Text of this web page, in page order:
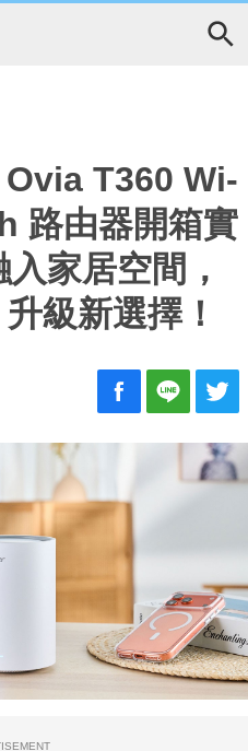
T360 Wi-
路由器開箱實
家居空間，
級新選擇！